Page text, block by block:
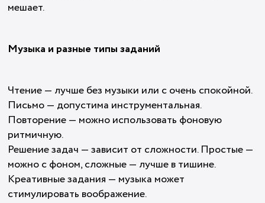
мешает.
Музыка и разные типы заданий
Чтение — лучше без музыки или с очень спокойной.
Письмо — допустима инструментальная.
Повторение — можно использовать фоновую
ритмичную.
Решение задач — зависит от сложности. Простые —
можно с фоном, сложные — лучше в тишине.
Креативные задания — музыка может
стимулировать воображение.